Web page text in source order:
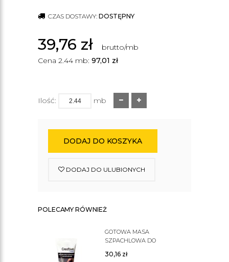
CZAS DOSTAWY: DOSTĘPNY
39,76 zł
brutto/mb
Cena 2.44 mb: 97,01 zł
Ilość: mb
DODAJ DO KOSZYKA
DODAJ DO ULUBIONYCH
POLECAMY RÓWNIEŻ
GOTOWA MASA
SZPACHLOWA DO
30,16 zł